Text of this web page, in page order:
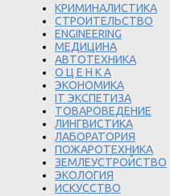
КРИМИНАЛИСТИКА
СТРОИТЕЛЬСТВО
ENGINEERING
МЕДИЦИНА
АВТОТЕХНИКА
О Ц Е Н К А
ЭКОНОМИКА
IT ЭКСПЕТИЗА
ТОВАРОВЕДЕНИЕ
ЛИНГВИСТИКА
ЛАБОРАТОРИЯ
ПОЖАРОТЕХНИКА
ЗЕМЛЕУСТРОЙСТВО
ЭКОЛОГИЯ
ИСКУССТВО